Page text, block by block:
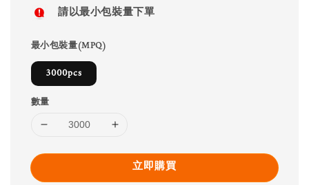
請以最小包裝量下單
最小包裝量(MPQ)
3000pcs
數量
立即購買